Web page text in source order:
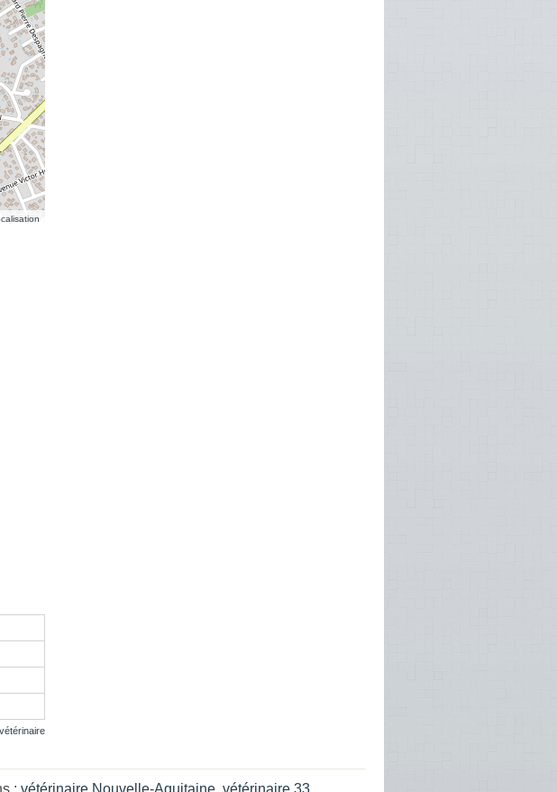
: vétérinaire Nouvelle-Aquitaine vétérinaire 33